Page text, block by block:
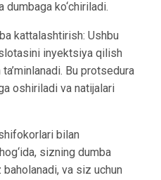
ko‘chiriladi.
kattalashtirish: Ushbu
inyektsiya qilish
ta’minlanadi. Bu protsedura
oshiriladi va natijalari
bilan
sizning dumba
va siz uchun